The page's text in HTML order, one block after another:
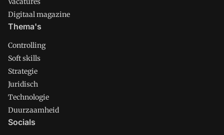
Digitaal magazine
Thema's
Controlling
Soft skills
Strategie
Juridisch
Technologie
Duurzaamheid
Socials